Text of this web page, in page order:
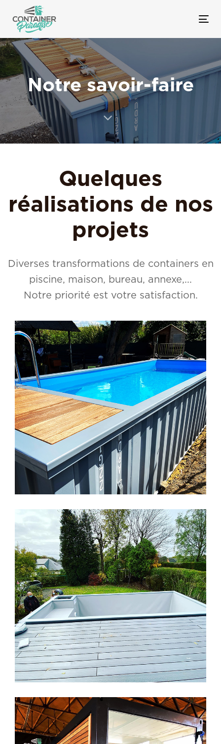
Notre savoir-faire
Quelques
réalisations de nos
projets
Diverses transformations de containers en
piscine, maison, bureau, annexe,...
Notre priorité est votre satisfaction.